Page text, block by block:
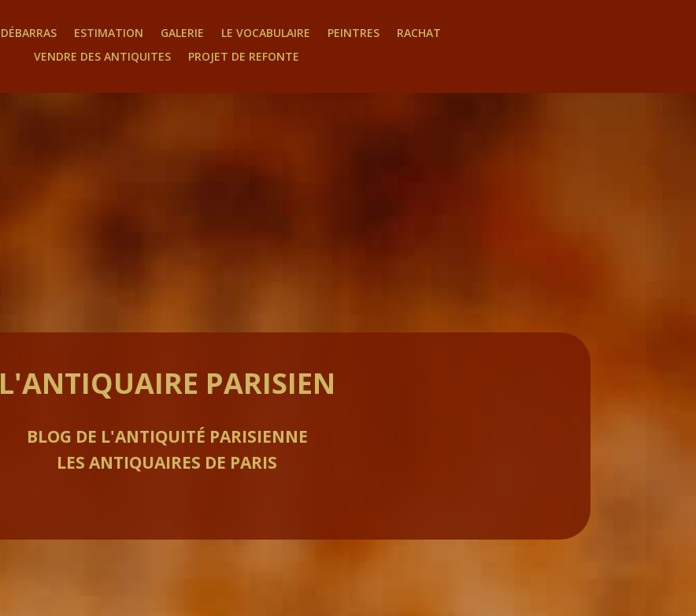
DÉBARRAS ESTIMATION GALERIE LE VOCABULAIRE PEINTRES
RACHAT
VENDRE DES ANTIQUITES
PROJET DE REFONTE
L'ANTIQUAIRE PARISIEN
BLOG DE L'ANTIQUITÉ PARISIENNE
LES ANTIQUAIRES DE PARIS